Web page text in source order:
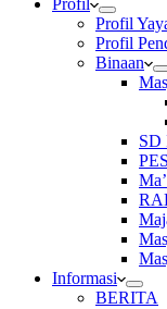
Profil
Profil
Profil
Binaan
SD
Informasi
BERITA